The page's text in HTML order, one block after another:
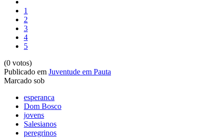
1
2
3
4
5
(0 votos)
Publicado em Juventude em Pauta
Marcado sob
esperanca
Dom Bosco
jovens
Salesianos
peregrinos